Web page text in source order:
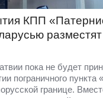
КПП
пока не будет
пограничного пункта
границе.